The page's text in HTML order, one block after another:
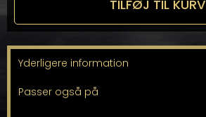
Sænkningsfjedre
til
AA
antal
TILFØJ TIL KURV
Yderligere information
Passer også på